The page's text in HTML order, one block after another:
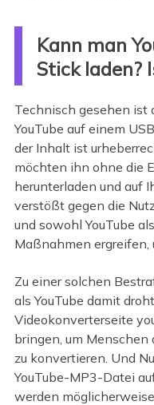
Kann man
Stick laden?
Technisch gesehen ist
YouTube auf einem
der Inhalt ist
möchten ihn ohne die
herunterladen und auf
verstößt gegen die
und sowohl YouTube
Maßnahmen ergreifen,
Zu einer solchen
als YouTube damit
Videokonverterseite
bringen, um Menschen
zu konvertieren. Und
YouTube-MP3-Datei
werden